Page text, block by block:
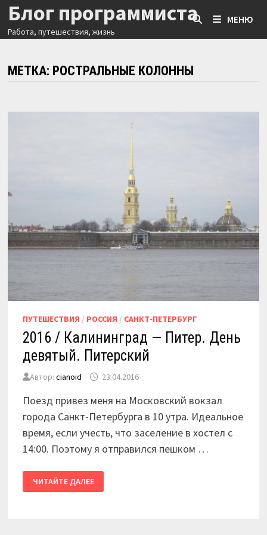
Перейти
содержимому
Блог программиста
Работа, путешествия, жизнь
МЕНЮ
МЕТКА: РОСТРАЛЬНЫЕ КОЛОННЫ
ПУТЕШЕСТВИЯ / РОССИЯ / САНКТ-ПЕТЕРБУРГ
2016 / Калининград — Питер. День
девятый. Питерский
Автор: cianoid 23.04.2016
Поезд привез меня на Московский вокзал
города Санкт-Петербурга в 10 утра. Идеальное
время, если учесть, что заселение в хостел с
14:00. Поэтому я отправился пешком …
2016
/
КАЛИНИНГРАД
ЧИТАЙТЕ ДАЛЕЕ